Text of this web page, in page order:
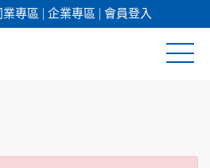
業專區 企業專區 會員登入